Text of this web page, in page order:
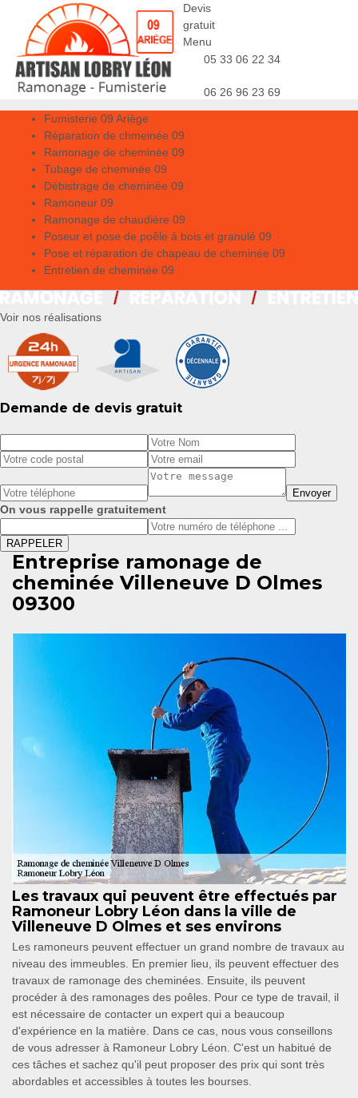
Devis
gratuit
Menu
05 33 06 22 34
06 26 96 23 69
Fumisterie 09 Ariège
Réparation de chmeinée 09
Ramonage de cheminée 09
Tubage de cheminée 09
Débistrage de cheminée 09
Ramoneur 09
Ramonage de chaudière 09
Poseur et pose de poêle à bois et granulé 09
Pose et réparation de chapeau de cheminée 09
Entretien de cheminée 09
Voir nos réalisations
Demande de devis gratuit
On vous rappelle gratuitement
Entreprise ramonage de
cheminée Villeneuve D Olmes
09300
Les travaux qui peuvent être effectués par
Ramoneur Lobry Léon dans la ville de
Villeneuve D Olmes et ses environs
Les ramoneurs peuvent effectuer un grand nombre de travaux au
niveau des immeubles. En premier lieu, ils peuvent effectuer des
travaux de ramonage des cheminées. Ensuite, ils peuvent
procéder à des ramonages des poêles. Pour ce type de travail, il
est nécessaire de contacter un expert qui a beaucoup
d'expérience en la matière. Dans ce cas, nous vous conseillons
de vous adresser à Ramoneur Lobry Léon. C'est un habitué de
ces tâches et sachez qu'il peut proposer des prix qui sont très
abordables et accessibles à toutes les bourses.